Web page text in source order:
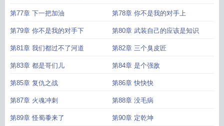
第77章 下一把加油 第78章 你不是我的对手上
第79章 你不是我的对手下 第80章 武装自己的应该是知识
第81章 我们都过不了河道 第82章 三个臭皮匠
第83章 都是哥们儿 第84章 是个强敌
第85章 复仇之战 第86章 快快快
第87章 火魂冲刺 第88章 没毛病
第89章 怪蜀黍来了 第90章 定乾坤